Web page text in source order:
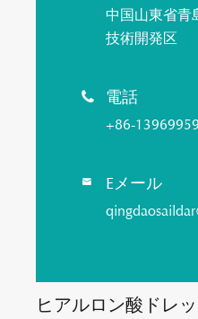
中国山東省青
技術開発区
 電話
+86-
 Eメール
ヒアルロン酸ドレ